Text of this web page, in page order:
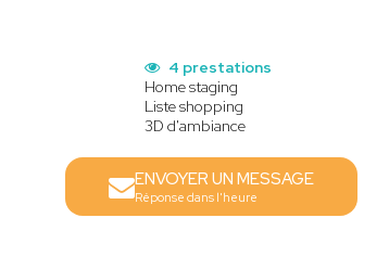
4 prestations
Home staging
Liste shopping
3D d'ambiance
ENVOYER UN MESSAGE
Réponse dans l'heure